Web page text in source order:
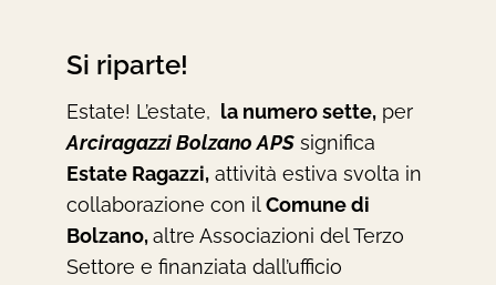
Si riparte!
Estate! L’estate, la numero sette,per
Arciragazzi Bolzano APSsignifica
Estate Ragazzi,attività estiva svolta in
collaborazione con ilComune di
Bolzano,altre Associazioni del Terzo
Settore e finanziata dall’ufficio